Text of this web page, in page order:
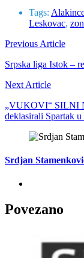
Tags:
Leskovac,
Previous Article
Srpska liga Istok –
Next Article
„VUKOVI“ SILNI
deklasirali Spartak
Srdjan
Povezano